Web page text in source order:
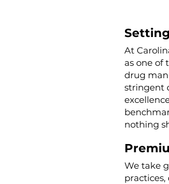
At
as one of
drug
stringent
nothing
We take